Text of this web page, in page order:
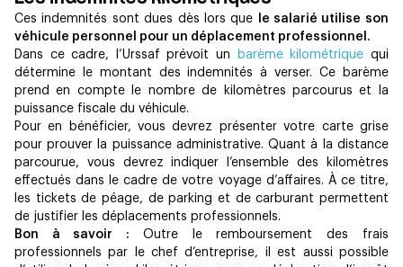
Ces indemnités sont dues dès lors que
le salarié utilise son
véhicule personnel pour un déplacement professionnel.
Dans ce cadre, l’Urssaf prévoit un
barème kilométrique qui
détermine le montant des indemnités à verser. Ce barème
prend en compte le nombre de kilomètres parcourus et la
puissance fiscale du véhicule.
Pour en bénéficier, vous devrez présenter votre carte grise
pour prouver la puissance administrative. Quant à la distance
parcourue, vous devrez indiquer l’ensemble des kilomètres
effectués dans le cadre de votre voyage d’affaires. À ce titre,
les tickets de péage, de parking et de carburant permettent
de justifier les déplacements professionnels.
Bon à savoir : Outre le remboursement des frais
professionnels par le chef d’entreprise, il est aussi possible